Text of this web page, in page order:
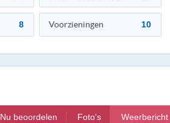
8 Voorzieningen 10
Nu beoordelen Foto's Weerbericht